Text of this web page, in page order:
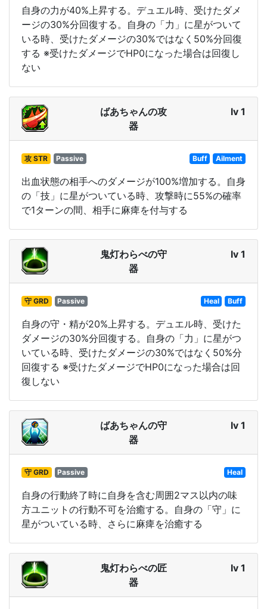
自身の力が40%上昇する。デュエル時、受けたダメ
ージの30%分回復する。自身の「力」に星がついて
いる時、受けたダメージの30%ではなく50%分回復
する ※受けたダメージでHP0になった場合は回復し
ない
ばあちゃんの攻
器
lv 1
攻 STR Passive Buff Ailment
出血状態の相手へのダメージが100%増加する。自身
の「技」に星がついている時、攻撃時に55%の確率
で1ターンの間、相手に麻痺を付与する
鬼灯わらべの守
器
lv 1
守 GRD Passive Heal Buff
自身の守・精が20%上昇する。デュエル時、受けた
ダメージの30%分回復する。自身の「力」に星がつ
いている時、受けたダメージの30%ではなく50%分
回復する ※受けたダメージでHP0になった場合は回
復しない
ばあちゃんの守
器
lv 1
守 GRD Passive Heal
自身の行動終了時に自身を含む周囲2マス以内の味
方ユニットの行動不可を治癒する。自身の「守」に
星がついている時、さらに麻痺を治癒する
鬼灯わらべの匠
器
lv 1